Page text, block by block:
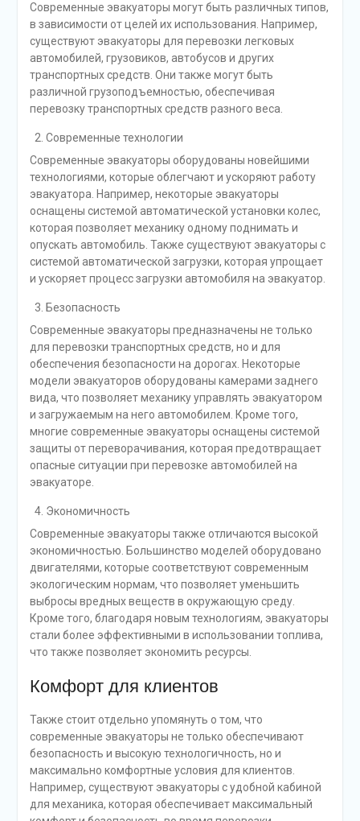
Современные эвакуаторы могут быть различных типов,
в зависимости от целей их использования. Например,
существуют эвакуаторы для перевозки легковых
автомобилей, грузовиков, автобусов и других
транспортных средств. Они также могут быть
различной грузоподъемностью, обеспечивая
перевозку транспортных средств разного веса.
Современные технологии
Современные эвакуаторы оборудованы новейшими
технологиями, которые облегчают и ускоряют работу
эвакуатора. Например, некоторые эвакуаторы
оснащены системой автоматической установки колес,
которая позволяет механику одному поднимать и
опускать автомобиль. Также существуют эвакуаторы с
системой автоматической загрузки, которая упрощает
и ускоряет процесс загрузки автомобиля на эвакуатор.
Безопасность
Современные эвакуаторы предназначены не только
для перевозки транспортных средств, но и для
обеспечения безопасности на дорогах. Некоторые
модели эвакуаторов оборудованы камерами заднего
вида, что позволяет механику управлять эвакуатором
и загружаемым на него автомобилем. Кроме того,
многие современные эвакуаторы оснащены системой
защиты от переворачивания, которая предотвращает
опасные ситуации при перевозке автомобилей на
эвакуаторе.
Экономичность
Современные эвакуаторы также отличаются высокой
экономичностью. Большинство моделей оборудовано
двигателями, которые соответствуют современным
экологическим нормам, что позволяет уменьшить
выбросы вредных веществ в окружающую среду.
Кроме того, благодаря новым технологиям, эвакуаторы
стали более эффективными в использовании топлива,
что также позволяет экономить ресурсы.
Комфорт для клиентов
Также стоит отдельно упомянуть о том, что
современные эвакуаторы не только обеспечивают
безопасность и высокую технологичность, но и
максимально комфортные условия для клиентов.
Например, существуют эвакуаторы с удобной кабиной
для механика, которая обеспечивает максимальный